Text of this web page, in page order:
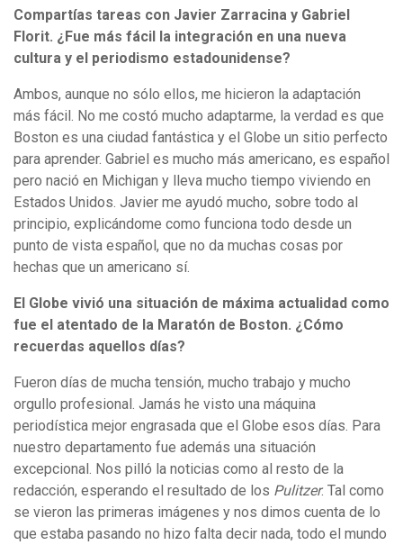
Compartías tareas con Javier Zarracina y Gabriel
Florit. ¿Fue más fácil la integración en una nueva
cultura y el periodismo estadounidense?
Ambos, aunque no sólo ellos, me hicieron la adaptación
más fácil. No me costó mucho adaptarme, la verdad es que
Boston es una ciudad fantástica y el Globe un sitio perfecto
para aprender. Gabriel es mucho más americano, es español
pero nació en Michigan y lleva mucho tiempo viviendo en
Estados Unidos. Javier me ayudó mucho, sobre todo al
principio, explicándome como funciona todo desde un
punto de vista español, que no da muchas cosas por
hechas que un americano sí.
El Globe vivió una situación de máxima actualidad como
fue el atentado de la Maratón de Boston. ¿Cómo
recuerdas aquellos días?
Fueron días de mucha tensión, mucho trabajo y mucho
orgullo profesional. Jamás he visto una máquina
periodística mejor engrasada que el Globe esos días. Para
nuestro departamento fue además una situación
excepcional. Nos pilló la noticias como al resto de la
redacción, esperando el resultado de los Pulitzer. Tal como
se vieron las primeras imágenes y nos dimos cuenta de lo
que estaba pasando no hizo falta decir nada, todo el mundo